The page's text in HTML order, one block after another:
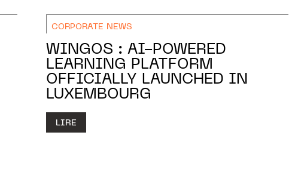
CORPORATE NEWS
WINGOS : AI-POWERED
LEARNING PLATFORM
OFFICIALLY LAUNCHED IN
LUXEMBOURG
LIRE